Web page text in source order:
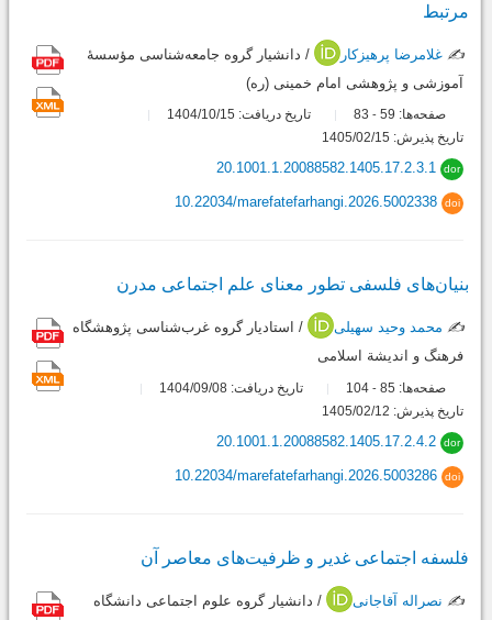
مرتبط
✍️ غلامرضا پرهیزکار
/ دانشیار گروه جامعه‌شناسی مؤسسۀ
آموزشی و پژوهشی امام خمینی (ره)
صفحه‌ها: 59
-
تاریخ دریافت: 1404/10/15
تاریخ پذیرش: 1405/02/15
dor
20.1001.1.20088582.1405.17.2.3.1
doi
10.22034/marefatefarhangi.2026.5002338
بنیان‌های فلسفی تطور معنای علم اجتماعی مدرن
✍️ محمد وحید سهیلی
/ استادیار گروه غرب‌شناسی پژوهشگاه
فرهنگ و اندیشة اسلامی
صفحه‌ها: 85
-
تاریخ دریافت: 1404/09/08
تاریخ پذیرش: 1405/02/12
dor
20.1001.1.20088582.1405.17.2.4.2
doi
10.22034/marefatefarhangi.2026.5003286
فلسفه اجتماعی غدیر و ظرفیت‌های معاصر آن
✍️ نصراله آقاجانی
/ دانشیار گروه علوم اجتماعی دانشگاه